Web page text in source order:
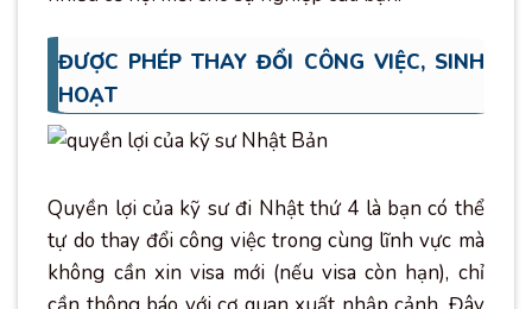
ĐƯỢC PHÉP THAY ĐỔI CÔNG VIỆC, SINH
HOẠT
Quyền lợi của kỹ sư đi Nhật thứ 4 là bạn có thể
tự do thay đổi công việc trong cùng lĩnh vực mà
không cần xin visa mới (nếu visa còn hạn), chỉ